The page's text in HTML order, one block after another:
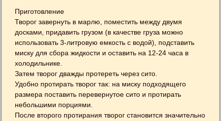
Приготовление
Творог завернуть в марлю, поместить между двумя
досками, придавить грузом (в качестве груза можно
использовать 3-литровую емкость с водой), подставить
миску для сбора жидкости и оставить на 12-24 часа в
холодильнике.
Затем творог дважды протереть через сито.
Удобно протирать творог так: на миску подходящего
размера поставить перевернутое сито и протирать
небольшими порциями.
После второго протирания творог становится значительно